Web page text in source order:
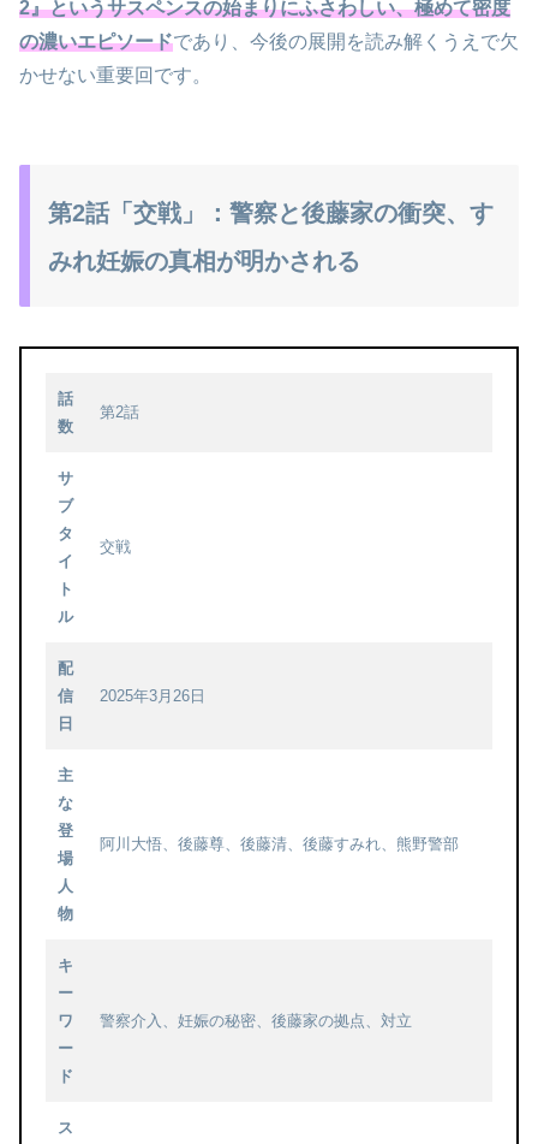
2』というサスペンスの始まりにふさわしい、極めて密度
の濃いエピソードであり、今後の展開を読み解くうえで欠
かせない重要回です。
第2話「交戦」：警察と後藤家の衝突、す
みれ妊娠の真相が明かされる
話
数
第2話
サ
ブ
タ
イ
ト
ル
交戦
配
信
日
2025年3月26日
主
な
登
場
人
物
阿川大悟、後藤尊、後藤清、後藤すみれ、熊野警部
キ
ー
ワ
ー
ド
警察介入、妊娠の秘密、後藤家の拠点、対立
ス